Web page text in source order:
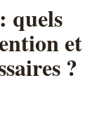
quels
et
?